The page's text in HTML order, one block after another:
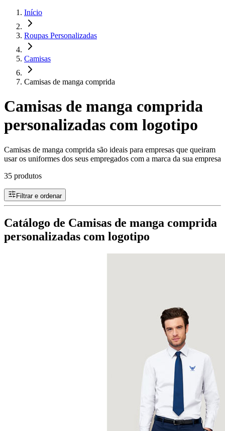
Início
Roupas Personalizadas
Camisas
Camisas de manga comprida
Camisas de manga comprida
personalizadas com logotipo
Camisas de manga comprida são ideais para empresas que queiram
usar os uniformes dos seus empregados com a marca da sua empresa
35 produtos
Filtrar e ordenar
Catálogo de Camisas de manga comprida
personalizadas com logotipo